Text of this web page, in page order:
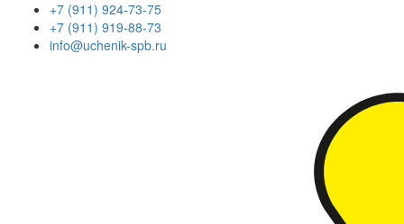
+7 (911) 924-73-75
+7 (911) 919-88-73
info@uchenik-spb.ru